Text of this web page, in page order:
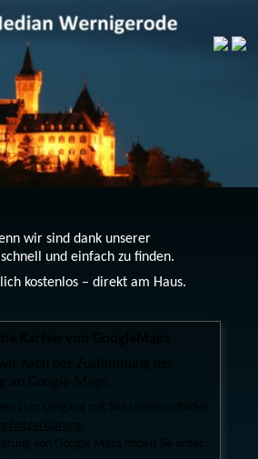
wir sind dank unserer
und einfach zu finden.
kostenlos – direkt am Haus.
von Google Maps finden Sie unter: